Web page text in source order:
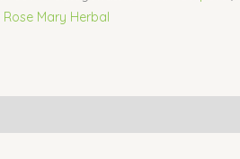
Rose Mary Herbal